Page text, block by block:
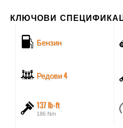
КЛЮЧОВИ
Бензин
Редови 4
137 lb-ft
186 Nm